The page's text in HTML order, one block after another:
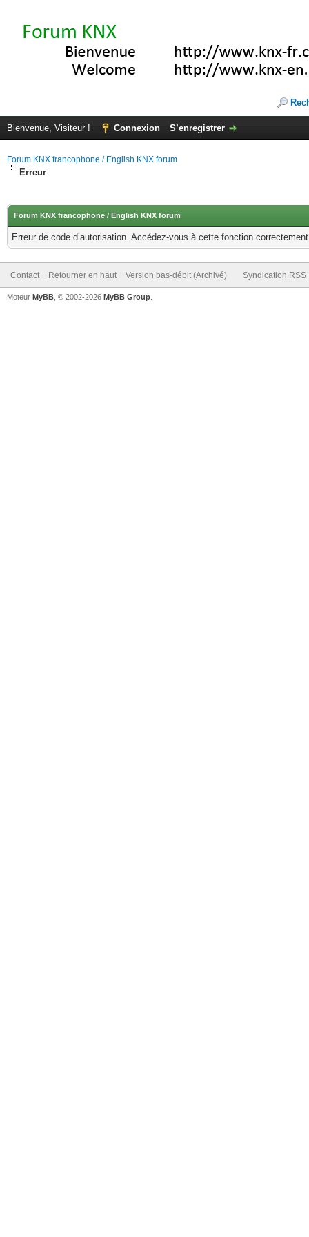
Bienvenue, Visiteur ! Connexion S’enregistrer
Forum KNX francophone / English KNX forum
Erreur
Forum KNX francophone / English KNX forum
Erreur de code d’autorisation. Accédez-vous à cette fonction
Contact Retourner en haut Version bas-débit (Archivé) Syndication RSS
Moteur MyBB , © 2002-2026 MyBB Group